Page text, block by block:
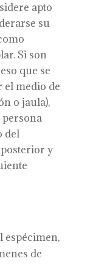
apto
su
Si son
que se
el medio de
o jaula),
persona
del
y
espécimen,
de